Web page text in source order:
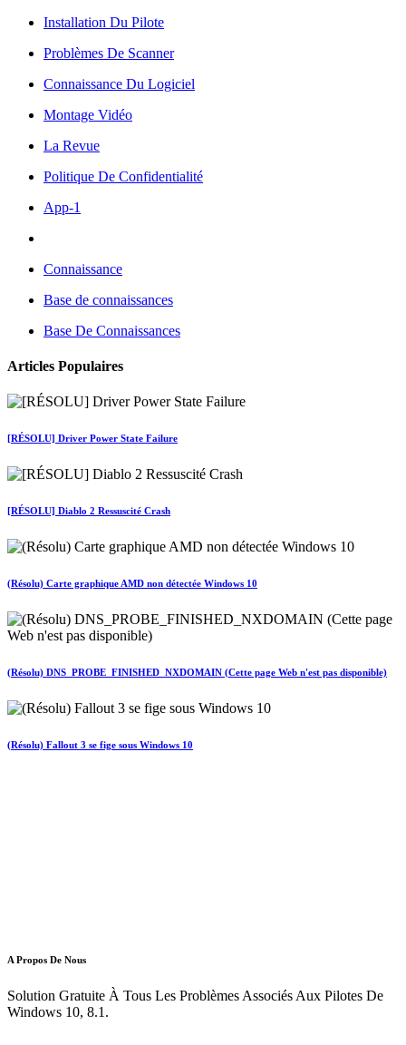
Installation Du Pilote
Problèmes De Scanner
Connaissance Du Logiciel
Montage Vidéo
La Revue
Politique De Confidentialité
App-1
Connaissance
Base de connaissances
Base De Connaissances
Articles Populaires
[RÉSOLU] Driver Power State Failure
[RÉSOLU] Diablo 2 Ressuscité Crash
(Résolu) Carte graphique AMD non détectée Windows 10
(Résolu) DNS_PROBE_FINISHED_NXDOMAIN (Cette page Web n'est pas disponible)
(Résolu) Fallout 3 se fige sous Windows 10
A Propos De Nous
Solution Gratuite À Tous Les Problèmes Associés Aux Pilotes De
Windows 10, 8.1.